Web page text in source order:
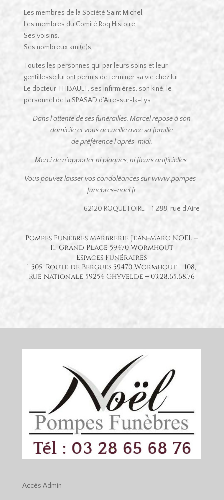
Les membres de la Société Saint Michel,
Les membres du Comité Roq’Histoire,
Ses voisins,
Ses nombreux ami(e)s,
Toutes les personnes qui par leurs soins et leur
gentillesse lui ont permis de terminer sa vie chez lui :
Le docteur THIBAULT, ses infirmières, son kiné, le
personnel de la SPASAD d’Aire-sur-la-Lys.
Dans l’attente de ses funérailles, Marcel repose à son
domicile et vous accueille avec sa famille
de préférence l’après-midi.
Merci de n’apporter ni plaques, ni fleurs artificielles.
Vous pouvez laisser vos condoléances sur www.pompes-
funebres-noel.fr
62120 ROQUETOIRE – 1 288, rue d’Aire
Pompes Funèbres Marbrerie Jean-Marc NOEL –
11, Grand Place 59470 Wormhout
Espaces Funéraires
1 505, Route de Bergues 59470 Wormhout– 108,
Rue nationale 59254 Ghyvelde – 03.28.65.68.76
Accès Admin